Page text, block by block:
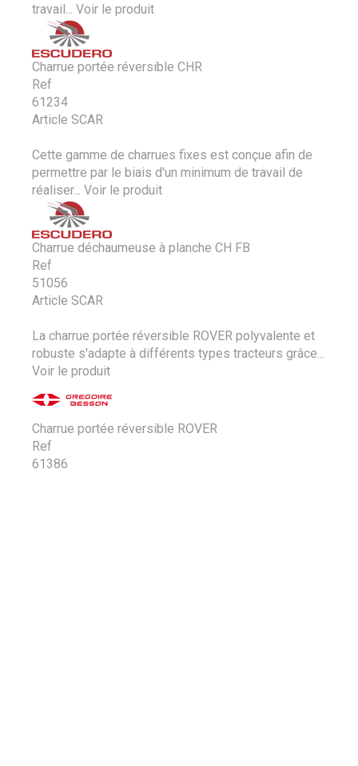
travail...
Voir le produit
Charrue portée réversible CHR
Ref
61234
Article SCAR
Cette gamme de charrues fixes est conçue afin de
permettre par le biais d'un minimum de travail de
réaliser...
Voir le produit
Charrue déchaumeuse à planche CH FB
Ref
51056
Article SCAR
La charrue portée réversible ROVER polyvalente et
robuste s'adapte à différents types tracteurs grâce...
Voir le produit
Charrue portée réversible ROVER
Ref
61386